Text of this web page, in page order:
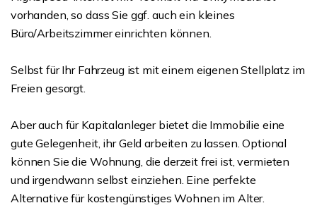
vorhanden, so dass Sie ggf. auch ein kleines
Büro/Arbeitszimmer einrichten können.
Selbst für Ihr Fahrzeug ist mit einem eigenen Stellplatz im
Freien gesorgt.
Aber auch für Kapitalanleger bietet die Immobilie eine
gute Gelegenheit, ihr Geld arbeiten zu lassen. Optional
können Sie die Wohnung, die derzeit frei ist, vermieten
und irgendwann selbst einziehen. Eine perfekte
Alternative für kostengünstiges Wohnen im Alter.